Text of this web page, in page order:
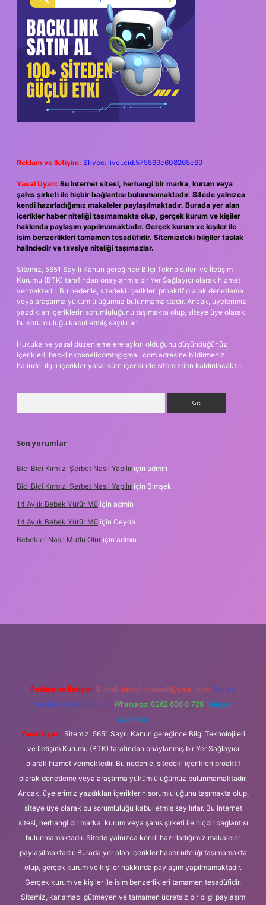
Reklam ve İletişim: Skype: live:.cid.575569c608265c69
Yasal Uyarı: Bu internet sitesi, herhangi bir marka, kurum veya
şahıs şirketi ile hiçbir bağlantısı bulunmamaktadır. Sitede yalnızca
kendi hazırladığımız makaleler paylaşılmaktadır. Burada yer alan
içerikler haber niteliği taşımamakta olup, gerçek kurum ve kişiler
hakkında paylaşım yapılmamaktadır. Gerçek kurum ve kişiler ile
isim benzerlikleri tamamen tesadüfidir. Sitemizdeki bilgiler taslak
halindedir ve tavsiye niteliği taşımazlar.
Sitemiz, 5651 Sayılı Kanun gereğince Bilgi Teknolojileri ve İletişim
Kurumu (BTK) tarafından onaylanmış bir Yer Sağlayıcı olarak hizmet
vermektedir. Bu nedenle, sitedeki içerikleri proaktif olarak denetleme
veya araştırma yükümlülüğümüz bulunmamaktadır. Ancak, üyelerimiz
yazdıkları içeriklerin sorumluluğunu taşımakta olup, siteye üye olarak
bu sorumluluğu kabul etmiş sayılırlar.
Hukuka ve yasal düzenlemelere aykırı olduğunu düşündüğünüz
içerikleri, backlinkpanelicomtr@gmail.com adresine bildirmeniz
halinde, ilgili içerikler yasal süre içerisinde sitemizden kaldırılacaktır.
Son yorumlar
Bici Bici Kırmızı Şerbet Nasıl Yapılır için admin
Bici Bici Kırmızı Şerbet Nasıl Yapılır için Şimşek
14 Aylık Bebek Yürür Mü için admin
14 Aylık Bebek Yürür Mü için Ceyda
Bebekler Nasil Mutlu Olur için admin
Reklam ve İletişim: E-mail: backlinkpaneli@gmail.com Teams:
forumhizmeti@gmail.com Whatsapp: 0262 606 0 726 Telegram:
@karabul
Yasal Uyarı: Sitemiz, 5651 Sayılı Kanun gereğince Bilgi Teknolojileri
ve İletişim Kurumu (BTK) tarafından onaylanmış bir Yer Sağlayıcı
olarak hizmet vermektedir. Bu nedenle, sitedeki içerikleri proaktif
olarak denetleme veya araştırma yükümlülüğümüz bulunmamaktadır.
Ancak, üyelerimiz yazdıkları içeriklerin sorumluluğunu taşımakta olup,
siteye üye olarak bu sorumluluğu kabul etmiş sayılırlar. Bu internet
sitesi, herhangi bir marka, kurum veya şahıs şirketi ile hiçbir bağlantısı
bulunmamaktadır. Sitede yalnızca kendi hazırladığımız makaleler
paylaşılmaktadır. Burada yer alan içerikler haber niteliği taşımamakta
olup, gerçek kurum ve kişiler hakkında paylaşım yapılmamaktadır.
Gerçek kurum ve kişiler ile isim benzerlikleri tamamen tesadüfidir.
Sitemiz, kar amacı gütmeyen ve tamamen ücretsiz bir bilgi paylaşım